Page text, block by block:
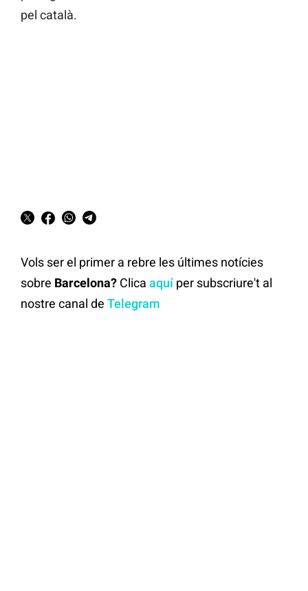
pel català.
Vols ser el primer a rebre les últimes notícies
sobre Barcelona? Clica aquíper subscriure't al
nostre canal de Telegram